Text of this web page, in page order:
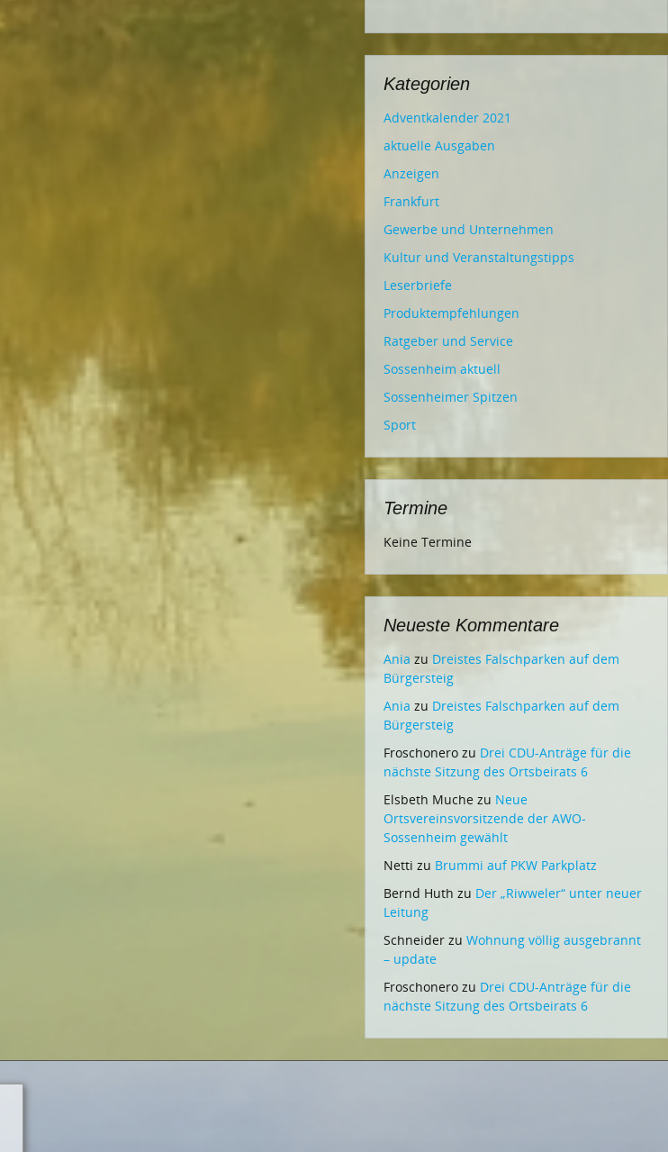
Kategorien
Adventkalender 2021
aktuelle Ausgaben
Anzeigen
Frankfurt
Gewerbe und Unternehmen
Kultur und Veranstaltungstipps
Leserbriefe
Produktempfehlungen
Ratgeber und Service
Sossenheim aktuell
Sossenheimer Spitzen
Sport
Termine
Keine Termine
Neueste Kommentare
Ania zu Dreistes Falschparken auf dem
Bürgersteig
Ania zu Dreistes Falschparken auf dem
Bürgersteig
Froschonero zu Drei CDU-Anträge für die
nächste Sitzung des Ortsbeirats 6
Elsbeth Muche zu Neue
Ortsvereinsvorsitzende der AWO-
Sossenheim gewählt
Netti zu Brummi auf PKW Parkplatz
Bernd Huth zu Der „Riwweler“ unter neuer
Leitung
Schneider zuWohnung völlig ausgebrannt
– update
Froschonero zu Drei CDU-Anträge für die
nächste Sitzung des Ortsbeirats 6